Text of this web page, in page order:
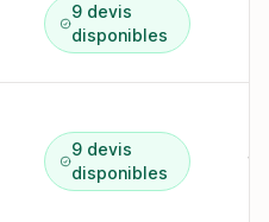
9 devis
disponibles
9 devis
disponibles